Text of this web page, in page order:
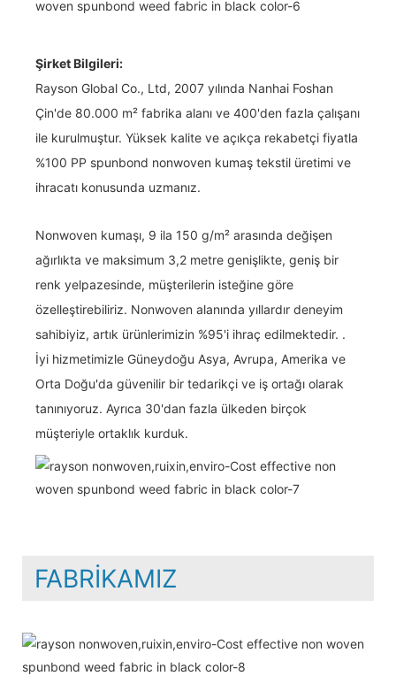
Şirket Bilgileri:
Rayson Global Co., Ltd, 2007 yılında Nanhai Foshan
Çin'de 80.000 m² fabrika alanı ve 400'den fazla çalışanı
ile kurulmuştur. Yüksek kalite ve açıkça rekabetçi fiyatla
%100 PP spunbond nonwoven kumaş tekstil üretimi ve
ihracatı konusunda uzmanız.
Nonwoven kumaşı, 9 ila 150 g/m² arasında değişen
ağırlıkta ve maksimum 3,2 metre genişlikte, geniş bir
renk yelpazesinde, müşterilerin isteğine göre
özelleştirebiliriz. Nonwoven alanında yıllardır deneyim
sahibiyiz, artık ürünlerimizin %95'i ihraç edilmektedir. .
İyi hizmetimizle Güneydoğu Asya, Avrupa, Amerika ve
Orta Doğu'da güvenilir bir tedarikçi ve iş ortağı olarak
tanınıyoruz. Ayrıca 30'dan fazla ülkeden birçok
müşteriyle ortaklık kurduk.
FABRIKAMIZ